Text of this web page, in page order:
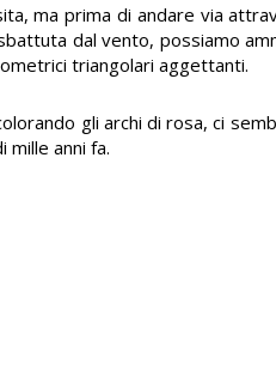
ma prima di andare via
dal vento, possiamo
triangolari aggettanti.
gli archi di rosa, ci
anni fa.